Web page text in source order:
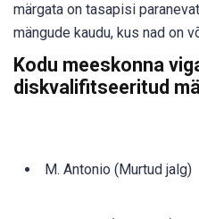
märgata on tasapisi
mängude kaudu, kus nad on
Kodu meeskonna
diskvalifitseeritud
M. Antonio (Murtud jalg)